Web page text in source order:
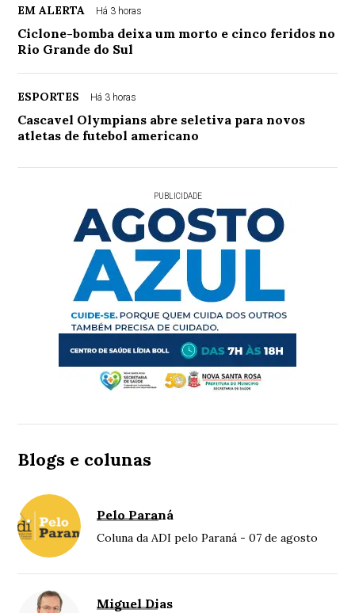
EM ALERTA Há 3 horas
Ciclone-bomba deixa um morto e cinco feridos no
Rio Grande do Sul
ESPORTES Há 3 horas
Cascavel Olympians abre seletiva para novos
atletas de futebol americano
PUBLICIDADE
Blogs e colunas
Pelo Paraná
Coluna da ADI pelo Paraná - 07 de agosto
Miguel Dias